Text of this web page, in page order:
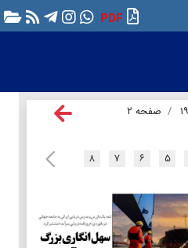
PDF
صفحه ۲
۵ ۶ ۷ ۸